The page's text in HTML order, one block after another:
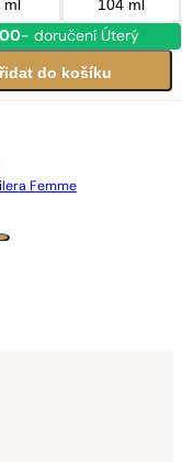
104 ml
- doručení Úterý
do košíku
Femme